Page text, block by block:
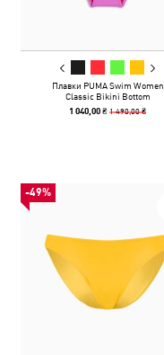
Плавки PUMA Swim Women
Classic Bikini Bottom
1 040,00 ₴1 490,00 ₴
-49%